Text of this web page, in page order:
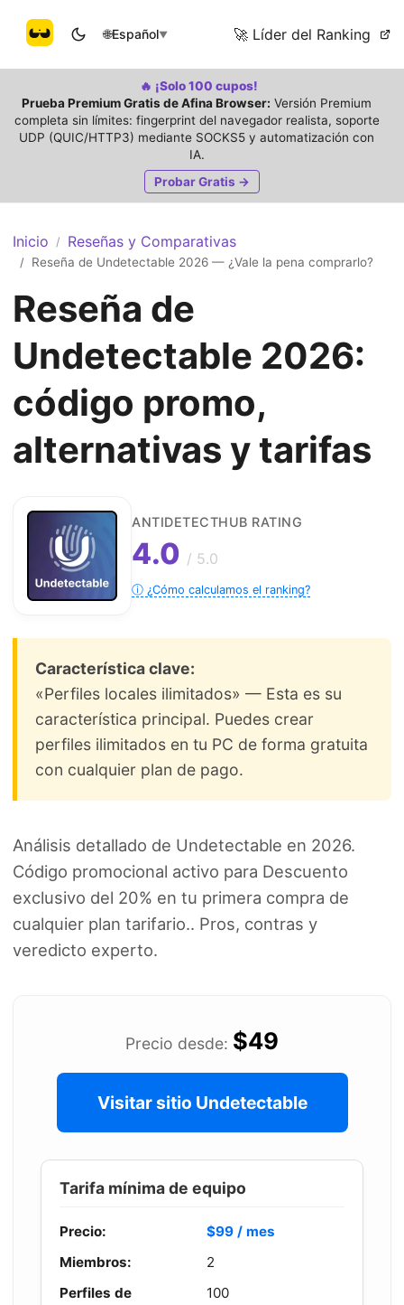
🌐Español▼ 🚀 Líder del Ranking
🔥 ¡Solo 100 cupos!
Prueba Premium Gratis de Afina Browser: Versión Premium
completa sin límites: fingerprint del navegador realista, soporte
UDP (QUIC/HTTP3) mediante SOCKS5 y automatización con
IA.
Probar Gratis →
Inicio / Reseñas y Comparativas
/ Reseña de Undetectable 2026 — ¿Vale la pena comprarlo?
Reseña de
Undetectable 2026:
código promo,
alternativas y tarifas
ANTIDETECTHUB RATING
4.0 / 5.0
ⓘ ¿Cómo calculamos el ranking?
Característica clave:
«Perfiles locales ilimitados» — Esta es su
característica principal. Puedes crear
perfiles ilimitados en tu PC de forma gratuita
con cualquier plan de pago.
Análisis detallado de Undetectable en 2026.
Código promocional activo para Descuento
exclusivo del 20% en tu primera compra de
cualquier plan tarifario.. Pros, contras y
veredicto experto.
Precio desde: $49
Visitar sitio Undetectable
Tarifa mínima de equipo
Precio:
$99 / mes
Miembros:
2
Perfiles de
100